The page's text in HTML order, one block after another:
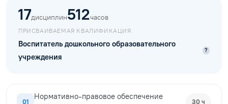
17дисциплин512часов
ПРИСВАИВАЕМАЯ КВАЛИФИКАЦИЯ
Воспитатель дошкольного образовательного
учреждения
?
01
Нормативно-правовое обеспечение
30 ч